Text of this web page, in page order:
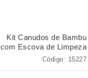
Kit Canudos de Bambu
com Escova de Limpeza
Código: 15227